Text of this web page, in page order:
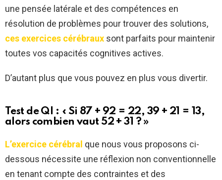
une pensée latérale et des compétences en
résolution de problèmes pour trouver des solutions,
ces exercices cérébraux sont parfaits pour maintenir
toutes vos capacités cognitives actives.
D’autant plus que vous pouvez en plus vous divertir.
Test de QI : « Si 87 + 92 = 22, 39 + 21 = 13,
alors combien vaut 52 + 31 ? »
L’exercice cérébral que nous vous proposons ci-
dessous nécessite une réflexion non conventionnelle
en tenant compte des contraintes et des